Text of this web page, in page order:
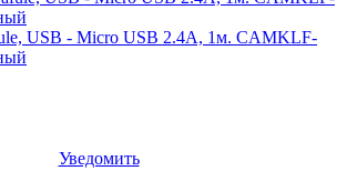
USB - Micro USB 2.4А, 1м. CAMKLF-
Уведомить